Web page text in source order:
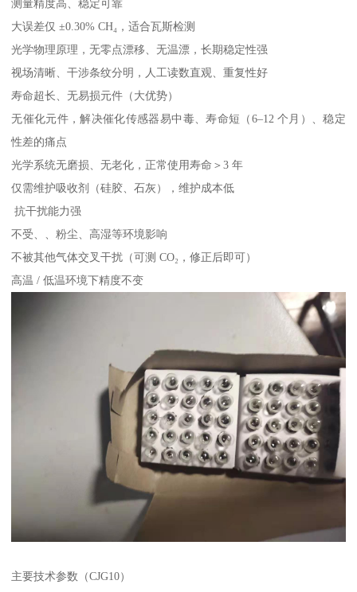
测量精度高、稳定可靠
大误差仅 ±0.30% CH₄，适合瓦斯检测
光学物理原理，无零点漂移、无温漂，长期稳定性强
视场清晰、干涉条纹分明，人工读数直观、重复性好
寿命超长、无易损元件（大优势）
无催化元件，解决催化传感器易中毒、寿命短（6–12 个月）、稳定
性差的痛点
光学系统无磨损、无老化，正常使用寿命＞3 年
仅需维护吸收剂（硅胶、石灰），维护成本低
抗干扰能力强
不受、、粉尘、高湿等环境影响
不被其他气体交叉干扰（可测 CO₂，修正后即可）
高温 / 低温环境下精度不变
主要技术参数（CJG10）